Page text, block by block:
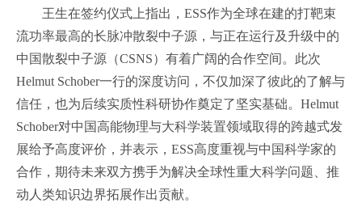
王生在签约仪式上指出，ESS作为全球在建的打靶束
流功率最高的长脉冲散裂中子源，与正在运行及升级中的
中国散裂中子源（CSNS）有着广阔的合作空间。此次
Helmut Schober一行的深度访问，不仅加深了彼此的了解与
信任，也为后续实质性科研协作奠定了坚实基础。Helmut
Schober对中国高能物理与大科学装置领域取得的跨越式发
展给予高度评价，并表示，ESS高度重视与中国科学家的
合作，期待未来双方携手为解决全球性重大科学问题、推
动人类知识边界拓展作出贡献。